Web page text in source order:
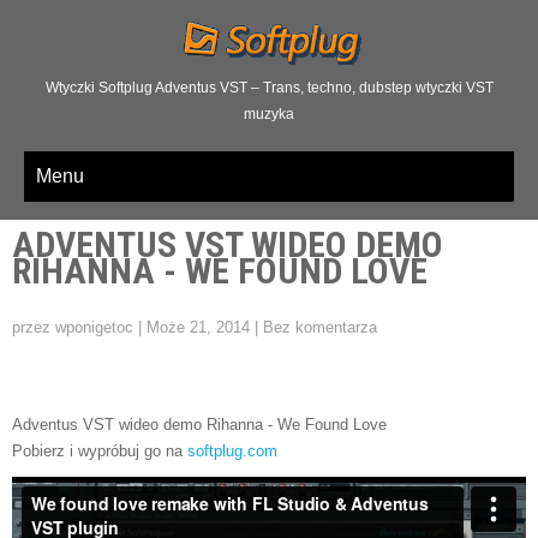
Wtyczki Softplug Adventus VST – Trans, techno, dubstep wtyczki VST
muzyka
Menu
ADVENTUS VST WIDEO DEMO
RIHANNA - WE FOUND LOVE
przez wponigetoc Może 21, 2014 Bez komentarza
Adventus VST wideo demo Rihanna - We Found Love
Pobierz i wypróbuj go na softplug.com